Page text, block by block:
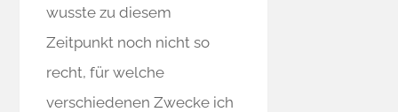
wusste zu diesem
Zeitpunkt noch nicht so
recht, für welche
verschiedenen Zwecke ich